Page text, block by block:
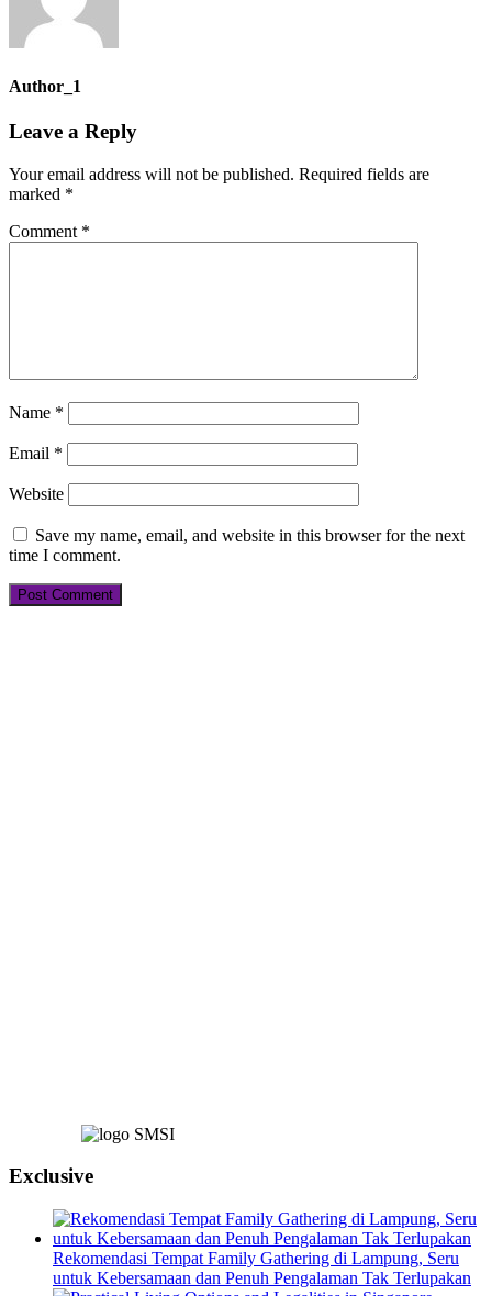
Author_1
Leave a Reply
Your email address will not be published. Required fields are
marked *
Comment *
Name *
Email *
Website
Save my name, email, and website in this browser for the next
time I comment.
Exclusive
Rekomendasi Tempat Family Gathering di Lampung, Seru
untuk Kebersamaan dan Penuh Pengalaman Tak Terlupakan